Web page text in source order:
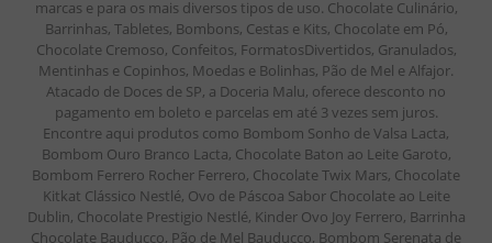
marcas e para os mais diversos tipos de uso. Chocolate Culinário,
Barrinhas, Tabletes, Bombons, Cestas e Kits, Chocolate em Pó,
Chocolate Cremoso, Confeitos, FormatosDivertidos, Granulados,
Mentinhas e Copinhos, Moedas e Bolinhas, Pão de Mel e Alfajor.
Atacado de Doces de SP, a Doceria Malu, oferece desconto no
pagamento em boleto e parcelas em até 3 vezes sem juros.
Encontre aqui produtos como Bombom Sonho de Valsa Lacta,
Bombom Ouro Branco Lacta, Chocolate Baton ao Leite Garoto,
Bombom Ferrero Rocher Ferrero, Chocolate Twix Mars, Chocolate
Kitkat Clássico Nestlé, Ovo de Páscoa Sabor Chocolate ao Leite
Dublin, Chocolate Prestigio Nestlé, Kinder Ovo Joy Ferrero, Barrinha
Chocolate Bauducco, Pão de Mel Bauducco, Bombom Serenata de